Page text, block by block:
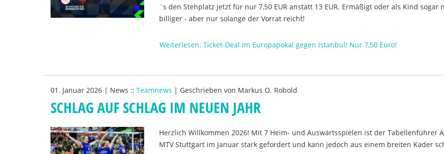
´s den Stehplatz jetzt für nur 7,50 EUR anstatt 13 EUR. Ermäßigt oder als Kind sogar
billiger - aber nur solange der Vorrat reicht!
Weiterlesen: Ticket-Deal im Europapokal gegen Istanbul! Nur 7,50 Euro!
01. Januar 2026 | News :: Teamnews | Geschrieben von Markus O. Robold
SCHLAG AUF SCHLAG IM NEUEN JAHR
Herzlich Willkommen 2026! Mit 7 Heim- und Auswärtsspielen ist der Tabellenführer
MTV Stuttgart im Januar stark gefordert und kann jedoch aus einem breiten Kader